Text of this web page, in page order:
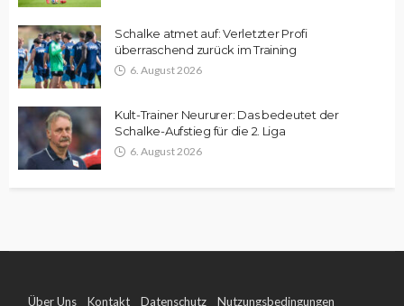
Schalke atmet auf: Verletzter Profi
überraschend zurück im Training
6. August 2026
Kult-Trainer Neururer: Das bedeutet der
Schalke-Aufstieg für die 2. Liga
6. August 2026
Über Uns Kontakt Datenschutz Nutzungsbedingungen